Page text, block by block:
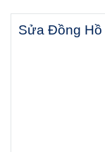
Sửa Đồng Hồ